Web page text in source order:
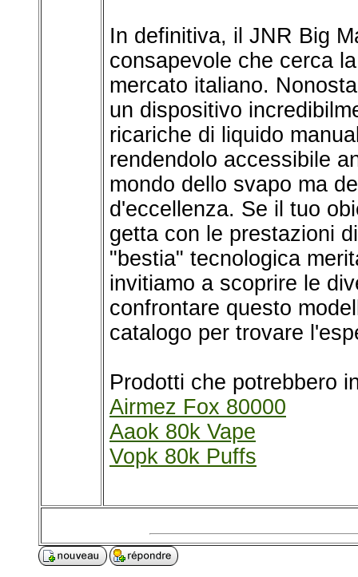
In definitiva, il JNR Big
consapevole che cerca
mercato italiano.
un dispositivo
ricariche di liquido
rendendolo accessibile
mondo dello svapo ma
d'eccellenza. Se il tuo
getta con le prestazioni
"bestia" tecnologica
invitiamo a scoprire le
confrontare questo
catalogo per trovare
Prodotti che potrebbero
Airmez Fox 80000
Aaok 80k Vape
Vopk 80k Puffs